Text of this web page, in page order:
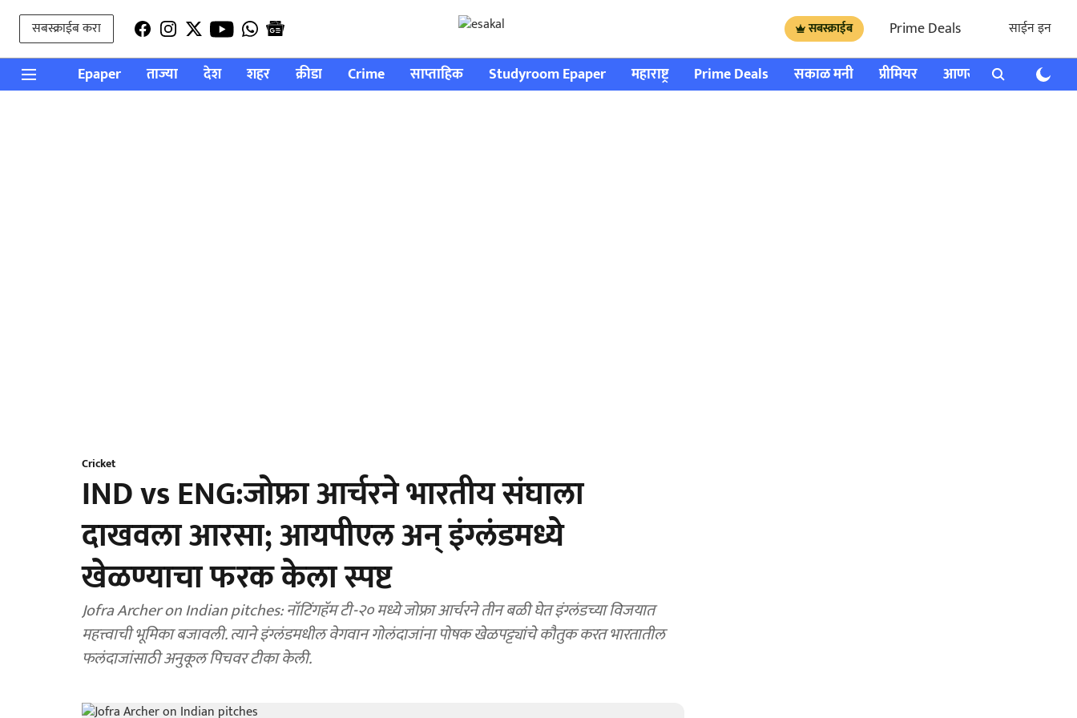
सबस्क्राईब करा सबस्क्राईब Prime Deals साईन इन
Epaper ताज्या देश शहर क्रीडा Crime साप्ताहिक Studyroom Epaper महाराष्ट्र Prime Deals सकाळ मनी प्रीमियर आणखी राशी भविष्य
Cricket
IND vs ENG:जोफ्रा आर्चरने भारतीय संघाला
दाखवला आरसा; आयपीएल अन् इंग्लंडमध्ये
खेळण्याचा फरक केला स्पष्ट
Jofra Archer on Indian pitches: नॉटिंगहॅम टी-२० मध्ये जोफ्रा आर्चरने तीन बळी घेत इंग्लंडच्या विजयात
महत्त्वाची भूमिका बजावली. त्याने इंग्लंडमधील वेगवान गोलंदाजांना पोषक खेळपट्ट्यांचे कौतुक करत भारतातील
फलंदाजांसाठी अनुकूल पिचवर टीका केली.